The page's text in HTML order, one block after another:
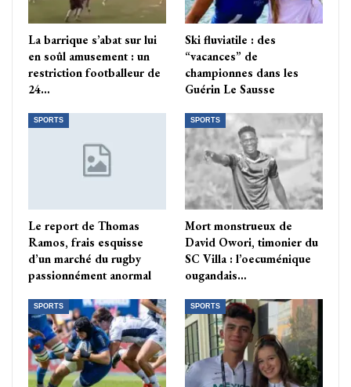
La barrique s’abat sur lui
en soûl amusement : un
restriction footballeur de
24…
Ski fluviatile : des
“vacances” de
championnes dans les
Guérin Le Sausse
SPORTS
Le report de Thomas
Ramos, frais esquisse
d’un marché du rugby
passionnément anormal
SPORTS
Mort monstrueux de
David Owori, timonier du
SC Villa : l’oecuménique
ougandais…
SPORTS SPORTS